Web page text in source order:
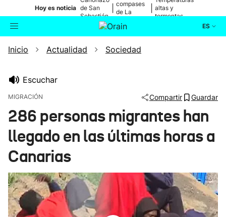
Hoy es noticia de San
Sebastián
compases
de La
altas y
tormentas
ES
Buscador Actualidad
Ikusmiran
Inicio Actualidad Sociedad
Escuchar
MIGRACIÓN Compartir Guardar
286 personas migrantes han
llegado en las últimas horas a
Canarias